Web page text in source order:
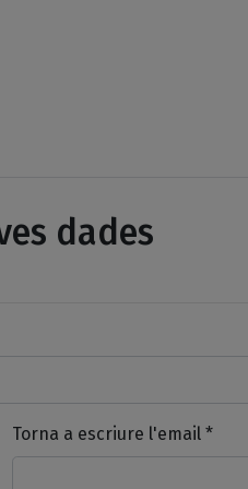
dades
Torna a escriure l'email *